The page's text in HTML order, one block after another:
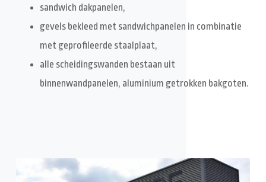
sandwich dakpanelen,
gevels bekleed met sandwichpanelen in combinatie
met geprofileerde staalplaat,
alle scheidingswanden bestaan uit
binnenwandpanelen, aluminium getrokken bakgoten.